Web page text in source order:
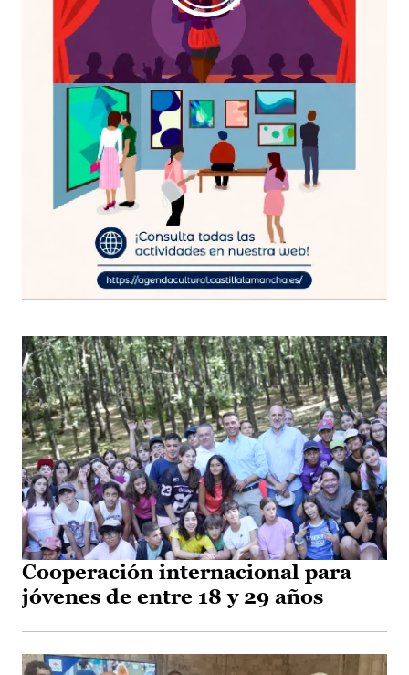
Cooperación internacional para
jóvenes de entre 18 y 29 años